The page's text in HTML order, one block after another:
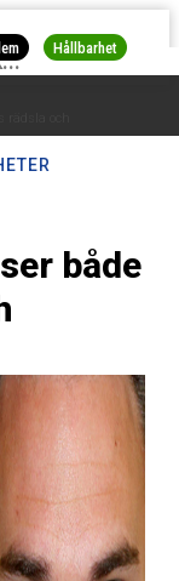
Hållbarhet
och
både